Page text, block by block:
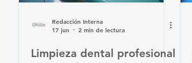
Redacción Interna
17 jun
2 min de lectura
Limpieza dental profesional